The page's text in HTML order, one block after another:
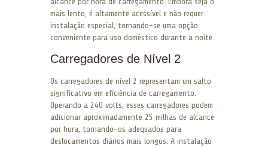
mais lento, é altamente acessível e não requer
instalação especial, tornando-se uma opção
conveniente para uso doméstico durante a noite.
Carregadores de Nível 2
Os carregadores de nível 2 representam um salto
significativo em eficiência de carregamento.
Operando a 240 volts, esses carregadores podem
adicionar aproximadamente 25 milhas de alcance
por hora, tornando-os adequados para
deslocamentos diários mais longos. A instalação